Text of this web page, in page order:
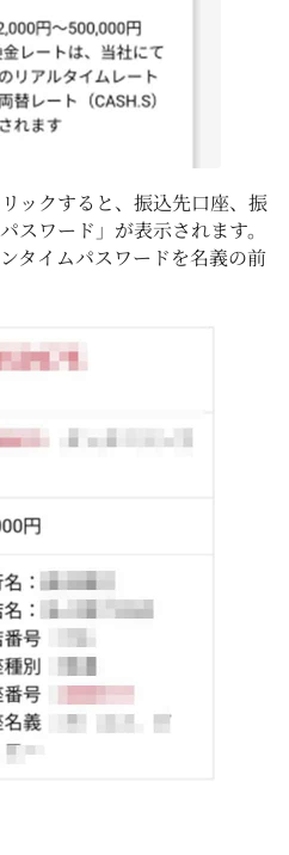
ックすると、振込先口座、振
スワード」が表示されます。
タイムパスワードを名義の前